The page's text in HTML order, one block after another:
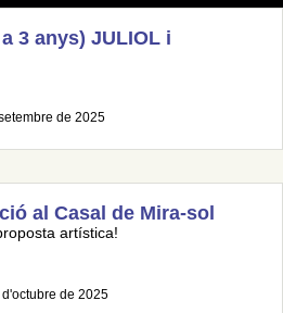
3 anys) JULIOL i
de 2025
al Casal de Mira-sol
artística!
d'octubre de 2025